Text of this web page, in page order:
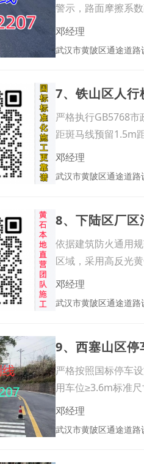
警示，路面摩擦系
通事
邓经理
武汉市黄陂区通途道路
7、铁山区人
严格执行GB5768
距斑马线预留1.5m
邓经理
武汉市黄陂区通途道路
8、下陆区厂
依据建筑防火通用
区域，采用高反光
邓经理
武汉市黄陂区通途道路
9、西塞山区
严格按照国标停车
用车位≥3.6m标准
邓经理
武汉市黄陂区通途道路